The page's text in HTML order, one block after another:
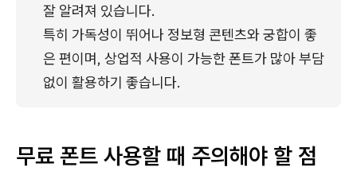
잘 알려져 있습니다.
특히 가독성이 뛰어나 정보형 콘텐츠와 궁합이 좋
은 편이며, 상업적 사용이 가능한 폰트가 많아 부담
없이 활용하기 좋습니다.
무료 폰트 사용할 때 주의해야 할 점